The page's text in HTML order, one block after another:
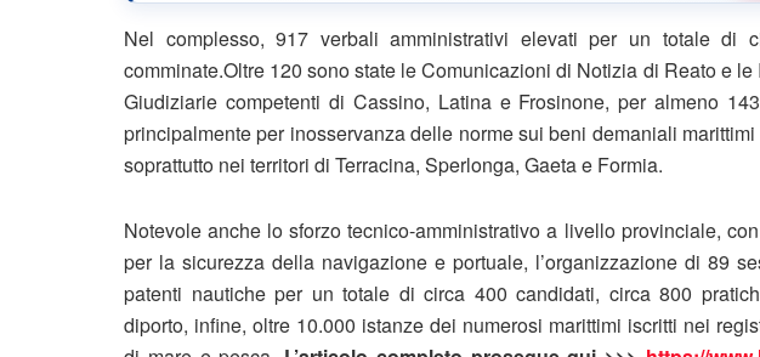
Nel complesso, 917 verbali amministrativi elevati per un totale di
comminate.Oltre 120 sono state le Comunicazioni di Notizia di Reato e
Giudiziarie competenti di Cassino, Latina e Frosinone, per almeno
principalmente per inosservanza delle norme sui beni demaniali
soprattutto nei territori di Terracina, Sperlonga, Gaeta e Formia.
Notevole anche lo sforzo tecnico-amministrativo a livello provinciale,
per la sicurezza della navigazione e portuale, l’organizzazione di 89
patenti nautiche per un totale di circa 400 candidati, circa 800
diporto, infine, oltre 10.000 istanze dei numerosi marittimi iscritti nei